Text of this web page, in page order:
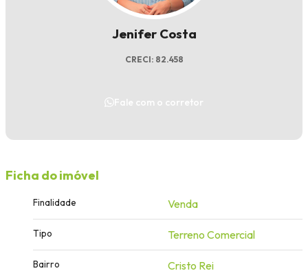
Jenifer Costa
CRECI: 82.458
Fale com o corretor
Ficha do imóvel
Finalidade Venda
Tipo Terreno Comercial
Bairro Cristo Rei